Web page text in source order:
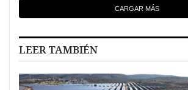
CARGAR MÁS
LEER TAMBIÉN